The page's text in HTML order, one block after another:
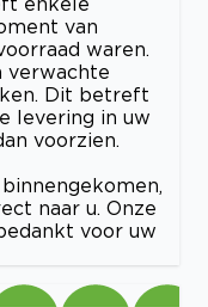
van
waren.
verwachte
Dit betreft
levering in uw
voorzien.
naar u. Onze
voor uw